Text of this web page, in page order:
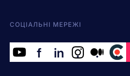
СОЦІАЛЬНІ МЕРЕЖІ
f in . . .